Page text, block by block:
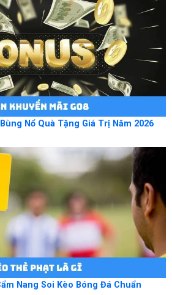
Nổ Quà Tặng Giá Trị Năm 2026
Nang Soi Kèo Bóng Đá Chuẩn